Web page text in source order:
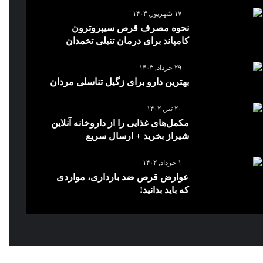
۱۷ شهریور, ۱۴۰۳
نحوه مصرف قرص سیپروترون
کامپاند برای درمان تنبلی تخمدان
۲۹ خرداد, ۱۴۰۳
بهترین دارو برای زگیل تناسلی مردان
۲۰ تیر, ۱۴۰۲
مکمل‌های غذایی را از داروخانه آنلاین
شیراز بخرید + ارسال سریع
۱ خرداد, ۱۴۰۲
عوارض قرص ضد بارداری، مواردی
که باید بدانید!